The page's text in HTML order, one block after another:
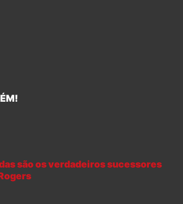
são os verdadeiros sucessores